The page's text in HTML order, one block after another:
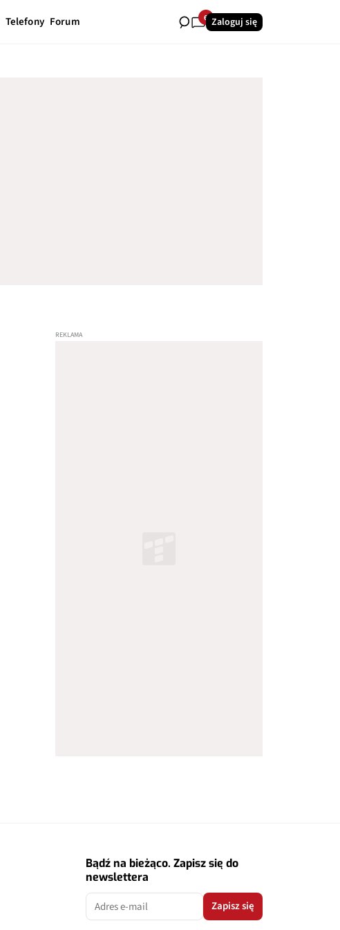
Telefony Forum 6 Zaloguj się
Bądź na bieżąco. Zapisz się do
newslettera
Zapisz się